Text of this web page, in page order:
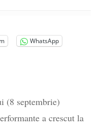
WhatsApp
(8 septembrie)
a crescut la